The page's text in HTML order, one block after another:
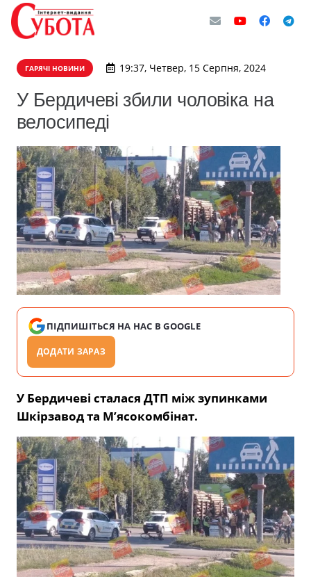
ГАРЯЧІ НОВИНИ 19:37, Четвер, 15 Серпня, 2024
У Бердичеві збили чоловіка на
велосипеді
ПІДПИШІТЬСЯ НА НАС В GOOGLE
ДОДАТИ ЗАРАЗ
У Бердичеві сталася ДТП між зупинками
Шкірзавод та М’ясокомбінат.